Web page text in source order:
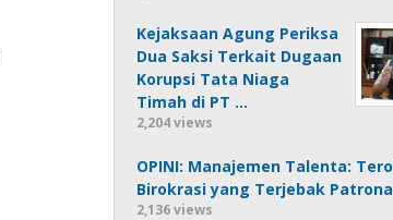
Kejaksaan Agung Periksa
Dua Saksi Terkait Dugaan
Korupsi Tata Niaga
Timah di PT …
2,204 views
OPINI: Manajemen Talenta:
Birokrasi yang Terjebak
2,136 views